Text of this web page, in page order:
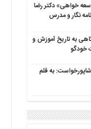
خواهی» دکتر رضا
نگار و مدرس
به تاریخ آموزش و
خودگو
به قلم